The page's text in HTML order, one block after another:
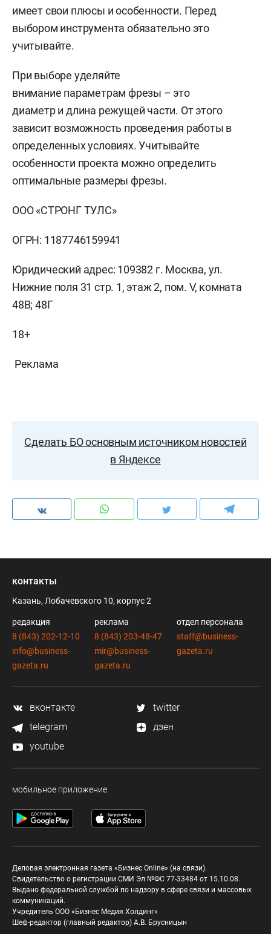
имеет свои плюсы и особенности. Перед
выбором инструмента обязательно это
учитывайте.
При выборе уделяйте
внимание параметрам фрезы – это
диаметр и длина режущей части. От этого
зависит возможность проведения работы в
определенных условиях. Учитывайте
особенности проекта можно определить
оптимальные размеры фрезы.
ООО «СТРОНГ ТУЛС»
ОГРН: 1187746159941
Юридический адрес: 109382 г. Москва, ул.
Нижние поля 31 стр. 1, этаж 2, пом. V, комната
48В; 48Г
18+
Реклама
Сделать БО основным источником новостей
в Яндексе
контакты
Казань, Лобачевского 10, корпус 2
редакция
8 (843) 202-12-10
info@business-
gazeta.ru
реклама
8 (843) 203-48-47
mir@business-
gazeta.ru
отдел персонала
staff@business-
gazeta.ru
вконтакте
twitter
telegram
дзен
youtube
мобильное приложение
Деловая электронная газета «Бизнес Online» (на связи).
Свидетельство о регистрации СМИ Эл №ФС 77-33484 от 15.10.08.
Выдано федеральной службой по надзору в сфере связи и массовых
коммуникаций.
Учредитель ООО «Бизнес Медия Холдинг»
Шеф-редактор (главный редактор) А.В. Брусницын